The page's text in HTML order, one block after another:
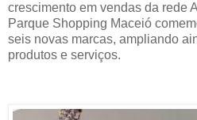
crescimento em vendas da rede
Parque Shopping Maceió
seis novas marcas, ampliando
produtos e serviços.